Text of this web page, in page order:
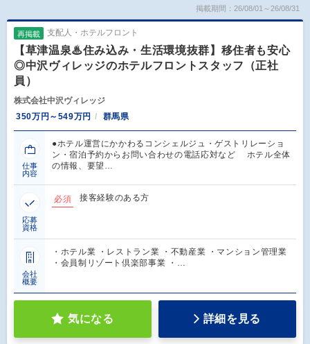
掲載期間：26/08/01～26/08/31
再掲載 支配人・ホテルフロント
【草津温泉♨住み込み・生活環境抜群】移住者も安心
◎中沢ヴィレッジのホテルフロントスタッフ（正社
員）
株式会社中沢ヴィレッジ
350万円～549万円
群馬県
仕事
内容
●ホテル運営にかかわるコンシェルジュ・ゲストリレーショ
ン・宿泊予約からお問い合わせの電話応対など ホテル全体
の情報、要望…
応募
資格
必須 接客経験のある方
会社
概要
・ホテル業 ・レストラン業 ・不動産業 ・マンション管理業
・会員制リゾート倶楽部事業 ・…
気になる 詳細を見る